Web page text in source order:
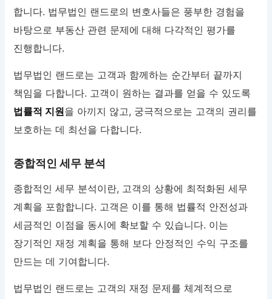
합니다. 법무법인 랜드로의 변호사들은 풍부한 경험을
바탕으로 부동산 관련 문제에 대해 다각적인 평가를
진행합니다.
법무법인 랜드로는 고객과 함께하는 순간부터 끝까지
책임을 다합니다. 고객이 원하는 결과를 얻을 수 있도록
법률적 지원을 아끼지 않고, 궁극적으로는 고객의 권리를
보호하는 데 최선을 다합니다.
종합적인 세무 분석
종합적인 세무 분석이란, 고객의 상황에 최적화된 세무
계획을 포함합니다. 고객은 이를 통해 법률적 안전성과
세금적인 이점을 동시에 확보할 수 있습니다. 이는
장기적인 재정 계획을 통해 보다 안정적인 수익 구조를
만드는 데 기여합니다.
법무법인 랜드로는 고객의 재정 문제를 체계적으로